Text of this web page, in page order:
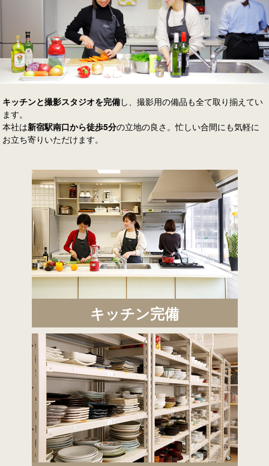
キッチンと撮影スタジオを完備し、撮影用の備品も全て取り揃えてい
ます。
本社は新宿駅南口から徒歩5分の立地の良さ。忙しい合間にも気軽に
お立ち寄りいただけます。
キッチン完備